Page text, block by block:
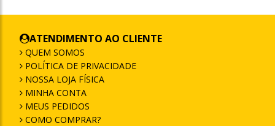
ATENDIMENTO AO CLIENTE
QUEM SOMOS
POLÍTICA DE PRIVACIDADE
NOSSA LOJA FÍSICA
MINHA CONTA
MEUS PEDIDOS
COMO COMPRAR?